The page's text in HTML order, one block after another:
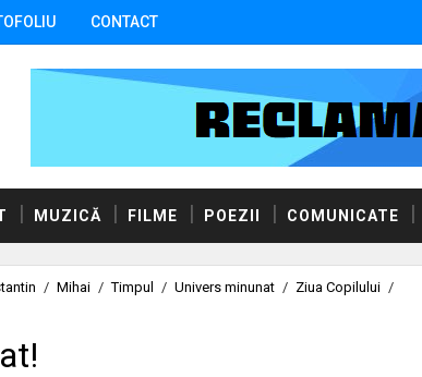
CONTACT
MUZICĂ FILME POEZII COMUNICATE
/ Mihai / Timpul / Univers minunat / Ziua Copilului /